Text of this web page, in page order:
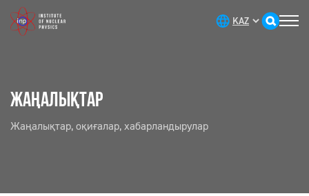
ЖАҢАЛЫҚТАР
Жаңалықтар, оқиғалар, хабарландырулар